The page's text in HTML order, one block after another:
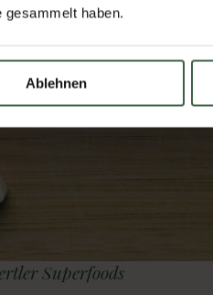
gesammelt haben.
Ablehnen
Superfoods